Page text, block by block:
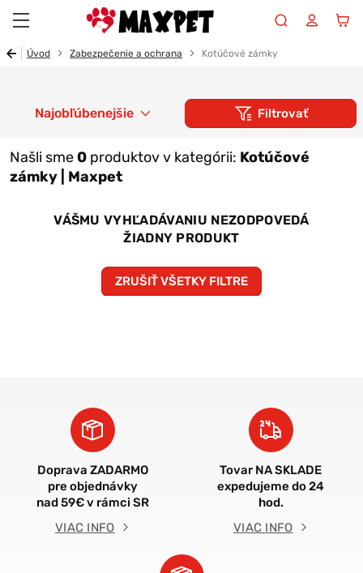
Úvod Zabezpečenie a ochrana Kotúčové zámky
Filtrovať
Našli sme 0 produktov v kategórii: Kotúčové
zámky | Maxpet
Najobľúbenejšie
VÁŠMU VYHĽADÁVANIU NEZODPOVEDÁ
ŽIADNY PRODUKT
ZRUŠIŤ VŠETKY FILTRE
Doprava ZADARMO
pre objednávky
nad 59€ v rámci SR
VIAC INFO
Tovar NA SKLADE
expedujeme do 24
hod.
VIAC INFO